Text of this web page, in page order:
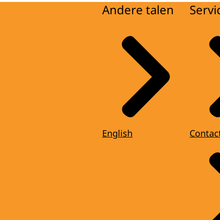
Andere talen
English